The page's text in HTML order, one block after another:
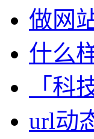
做网
什么
「科
url动